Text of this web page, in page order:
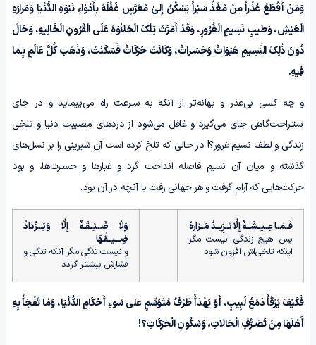
وَمَنْ أَقْطَعُ عُذْراً مِنْ مُغَذٍّ سَیْراً یَسْکُنُ إِلیٰ مُعَرَّسٍ غَفْلَهً بِأَدْوٰاءِ نَبْوَهِ الدُّنْیَا وَمَرٰارَهِ
الْعَیْشِ، وَطیٖبِ نَسِیمِ الْغُرُورِ، وَقَدْ أَمَرَّتْ تِلْکَ الْحَلاٰوَهَ عَلَی الْقُرُونِ الْخَالِیَهِ، وَحَالَ
دُونَ ذٰلِکَ النَّسِیمِ هَبَوَاتٌ وَحَسَـرٰاتٌ، وَکَانَتْ حَرَکَاتٌ فَسَکَنَتْ، وَذَهَبَ کُلَّ عَالَمٍ بِـمٰا
فِیهِ.
و چه کسی بی‌عذر و بهانه‌تر از آنکه به سـرعت راه می‌پیماید و در جای
استـراحت‌گاهی جای می‌گیرد و غافل می‌شود از دردهای مصیبت دنیا و تلخی
زندگی و لطف نسیم غرور؟! در حالی که تلخ کرده است آن شیرینی را بر نسل‌های
گذشته و میان آن نسیم فاصله انداخت گرد و غبارها و حسـرت‌ها، و بود
حرکت‌هایی که آرام گرفت و هر جهانی رفت با آنچه در آن بود.
فَــمٰــا عِــیــشَــهٌ إِلّٰا تَــزِیــدُ مَــرٰارَهً
پس هیچ زندگی نیست مگر
اینکه تلخی‌اش افزون شود
وَلاٰ ضَــیْــقَـهٌ إِلّٰا وَیَـــزْدَادُ
ضِـــیــقُـهَا
و نیست تنگی مگر آنکه تنگی و
فشارش بیشتـر گردد
فَکَیْفَ یَرْقَأُ دَمْعُ لَبِیبٍ، أَوْ یَهْدَأُ طَرْفُ مُتَوَسِّمٍ عَلیٰ سُوءِ أَحْکَامِ الدُّنْیَا، وَمٰا تَفْجَأُ بِهِ
أَهْلَهَا مِنْ تَصَـرُّفِ الْحَالاٰتِ، وَسُکُونِ الْحَرَکَاتِ؟!